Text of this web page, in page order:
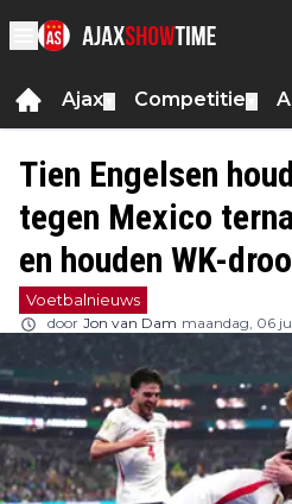
Ajax Competitie
Tien Engelsen
tegen Mexico
en houden WK-
Voetbalnieuws
door Jon van Dam maandag, 06